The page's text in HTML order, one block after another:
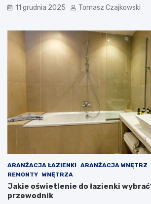
11 grudnia 2025 Tomasz Czajkowski
ARANŻACJA ŁAZIENKI ARANŻACJA WNĘTRZ
REMONTY WNĘTRZA
Jakie oświetlenie do łazienki
przewodnik